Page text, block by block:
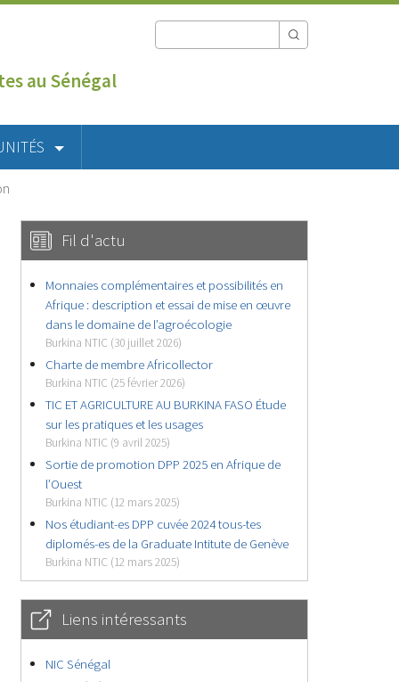
au Sénégal
Fil d'actu
Monnaies complémentaires et possibilités en
Afrique : description et essai de mise en œuvre
dans le domaine de l’agroécologie
Burkina NTIC (30 juillet 2026)
Charte de membre Africollector
Burkina NTIC (25 février 2026)
TIC ET AGRICULTURE AU BURKINA FASO Étude
sur les pratiques et les usages
Burkina NTIC (9 avril 2025)
Sortie de promotion DPP 2025 en Afrique de
l’Ouest
Burkina NTIC (12 mars 2025)
Nos étudiant-es DPP cuvée 2024 tous-tes
diplomés-es de la Graduate Intitute de Genève
Burkina NTIC (12 mars 2025)
Liens intéressants
NIC Sénégal